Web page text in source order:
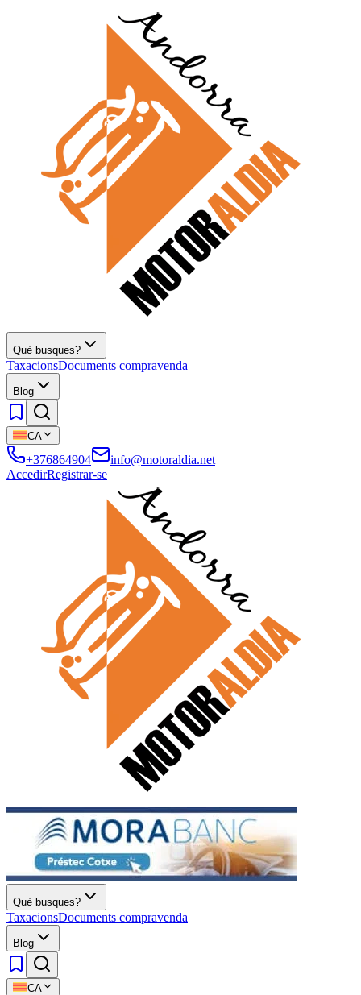
Què busques?
TaxacionsDocuments compravenda
Blog
CA
+376864904
info@motoraldia.net
AccedirRegistrar-se
Què busques?
TaxacionsDocuments compravenda
Blog
CA